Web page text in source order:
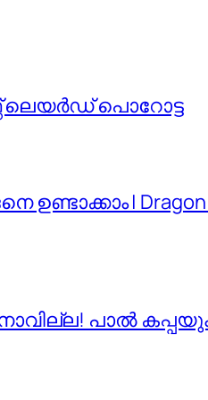
ലെയർഡ് പൊറോട്ട
| Dragon
പാൽ